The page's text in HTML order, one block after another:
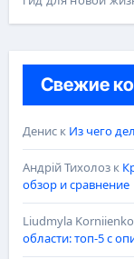
Свежие
Дениск Из чего
Андрій Тихолозк
обзор и сравнение
Liudmyla Korniienko
области: топ-5 с